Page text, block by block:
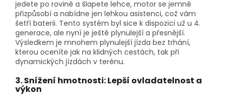
jedete po rovině a šlapete lehce, motor se jemně
přizpůsobí a nabídne jen lehkou asistenci, což vám
šetří baterii. Tento systém byl sice k dispozici už u 4.
generace, ale nyní je ještě plynulejší a přesnější.
Výsledkem je mnohem plynulejší jízda bez trhání,
kterou oceníte jak na klidných cestách, tak při
dynamických jízdách v terénu.
3. Snížení hmotnosti: Lepší ovladatelnost a
výkon